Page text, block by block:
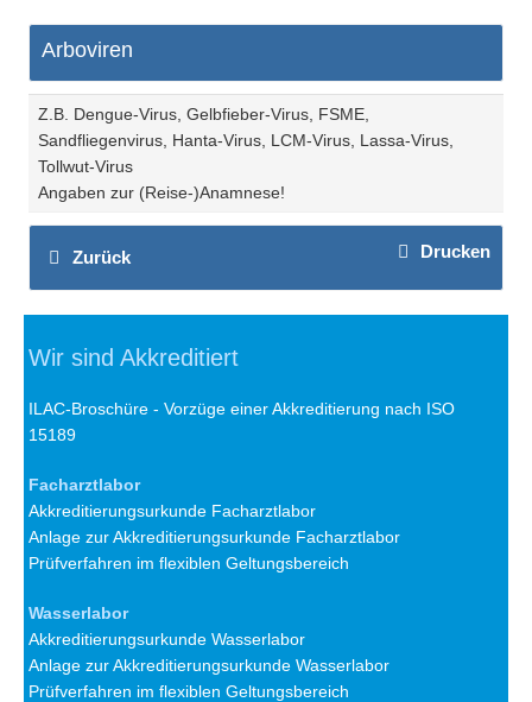
Arboviren
Z.B. Dengue-Virus, Gelbfieber-Virus, FSME,
Sandfliegenvirus, Hanta-Virus, LCM-Virus, Lassa-Virus,
Tollwut-Virus
Angaben zur (Reise-)Anamnese!
Zurück Drucken
Wir sind Akkreditiert
ILAC-Broschüre - Vorzüge einer Akkreditierung nach ISO
15189
Facharztlabor
Akkreditierungsurkunde Facharztlabor
Anlage zur Akkreditierungsurkunde Facharztlabor
Prüfverfahren im flexiblen Geltungsbereich
Wasserlabor
Akkreditierungsurkunde Wasserlabor
Anlage zur Akkreditierungsurkunde Wasserlabor
Prüfverfahren im flexiblen Geltungsbereich